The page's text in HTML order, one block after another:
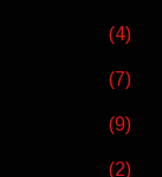
(4)
(7)
(9)
(2)